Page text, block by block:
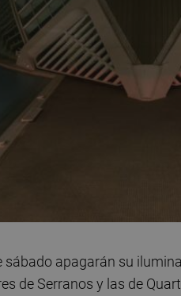
sábado apagarán su
de Serranos y las de